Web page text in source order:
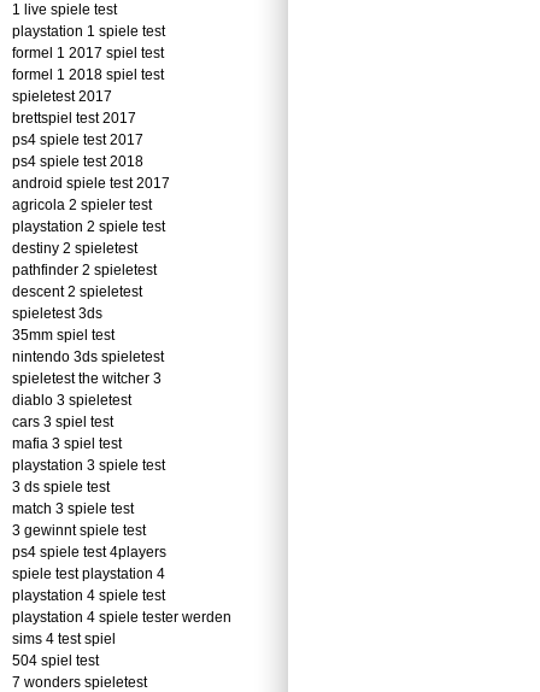
1 live spiele test
playstation 1 spiele test
formel 1 2017 spiel test
formel 1 2018 spiel test
spieletest 2017
brettspiel test 2017
ps4 spiele test 2017
ps4 spiele test 2018
android spiele test 2017
agricola 2 spieler test
playstation 2 spiele test
destiny 2 spieletest
pathfinder 2 spieletest
descent 2 spieletest
spieletest 3ds
35mm spiel test
nintendo 3ds spieletest
spieletest the witcher 3
diablo 3 spieletest
cars 3 spiel test
mafia 3 spiel test
playstation 3 spiele test
3 ds spiele test
match 3 spiele test
3 gewinnt spiele test
ps4 spiele test 4players
spiele test playstation 4
playstation 4 spiele test
playstation 4 spiele tester werden
sims 4 test spiel
504 spiel test
7 wonders spieletest